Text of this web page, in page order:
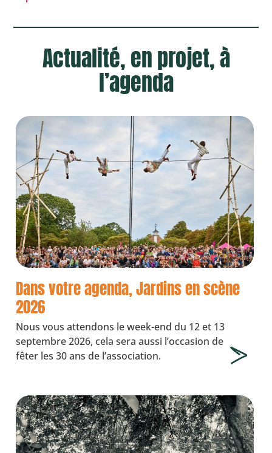
Actualité, en projet, à
l’agenda
Dans votre agenda, Jardins en scène
2026
Nous vous attendons le week-end du 12 et 13
septembre 2026, cela sera aussi l’occasion de
fêter les 30 ans de l’association.